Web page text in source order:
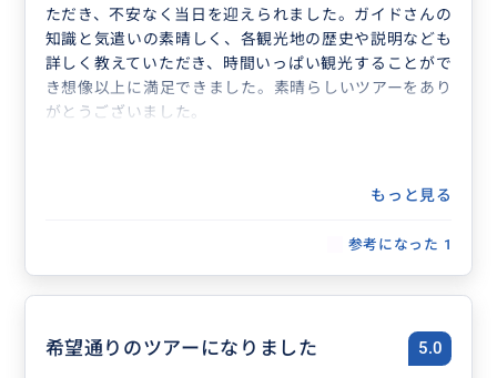
ただき、不安なく当日を迎えられました。ガイドさんの
知識と気遣いの素晴しく、各観光地の歴史や説明なども
詳しく教えていただき、時間いっぱい観光することがで
き想像以上に満足できました。素晴らしいツアーをあり
がとうございました。
もっと見る
参考になった 1
希望通りのツアーになりました 5.0